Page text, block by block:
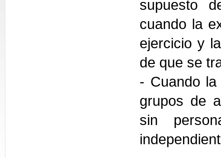
supuesto
cuando la
ejercicio y
de que se
- Cuando
grupos de
sin